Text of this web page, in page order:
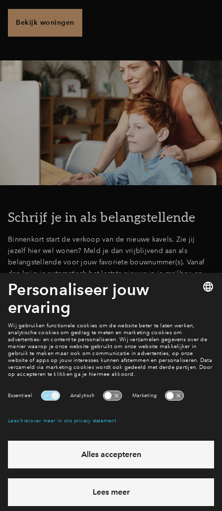
Bekijk woningen
Schrijf je in als belangstellende
Binnenkort start de verkoop van de nieuwe kavels. Zie jij
jezelf hier wel wonen? Meld je dan vrijblijvend aan als
belangstellende voor jouw favoriete bouwnummer(s). Vanaf
dan krijg je automatisch het laatste nieuws in je mailbox en
hoor je als eerste wanneer de verkoop start!
Naar kavelaanbod
Maak een account
Mijn Eigen Huis
eventuele projecten
Ja, ik wil mij aanmelden
Heb je een vraag en wil je direct antwoord? Bel ons op088 -